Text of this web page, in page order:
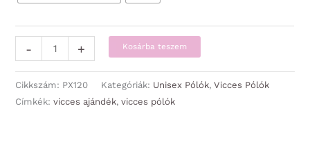
-
Pólók
-
Hétvégi
+ Kosárba teszem
Cikkszám: PX120 Kategóriák: Unisex Pólók,Vicces Pólók
Címkék:vicces ajándék,vicces pólók